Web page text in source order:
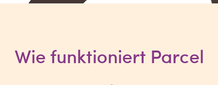
Wie funktioniert Parcel